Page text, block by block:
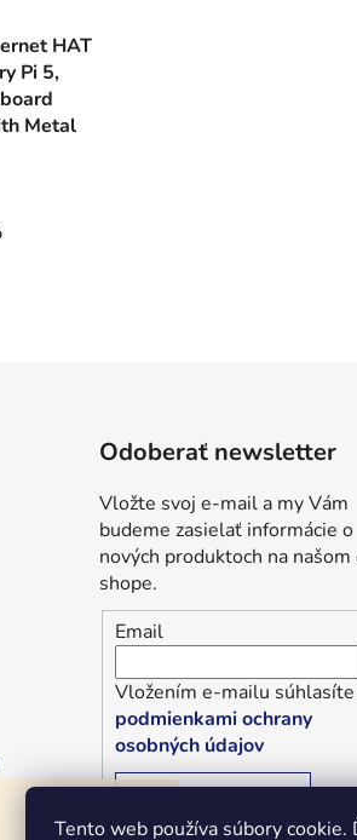
Tento web používa súbory cookie.
HAT
Pi 5,
Metal
Odoberať newsletter
Vložte svoj e-mail a my Vám
budeme zasielať informácie o
nových produktoch na našom
shope.
Email
Vložením e-mailu súhlasíte
podmienkami ochrany
osobných údajov